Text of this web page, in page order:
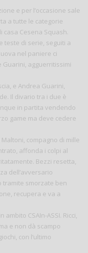
e per l’occasione sale
a tutte le categorie
casa Cesena Squash.
teste di serie, seguiti a
nel paniere ci
agguerritissimi
e Andrea Guarini,
Il divario tra i due è
in partita vendendo
game ma deve cedere
compagno di mille
affonda i colpi al
Bezzi resetta,
dell’avversario
tramite smorzate ben
recupera e va a
ambito CSAIn-ASSI. Ricci,
e non dà scampo
con l’ultimo